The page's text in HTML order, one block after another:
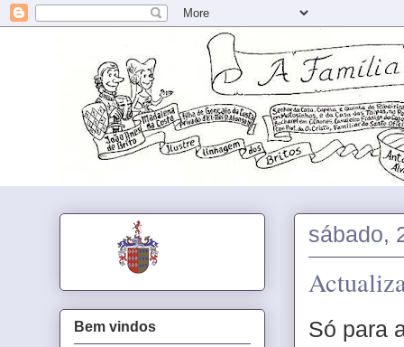
sábado,
Só para
Bem vindos